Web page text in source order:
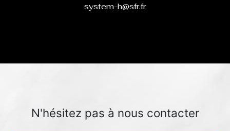
system-h@sfr.fr
N'hésitez pas à nous contacter